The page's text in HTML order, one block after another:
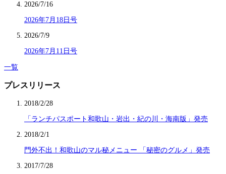
2026/7/16
2026年7月18日号
2026/7/9
2026年7月11日号
一覧
プレスリリース
2018/2/28
「ランチパスポート和歌山・岩出・紀の川・海南版」発売
2018/2/1
門外不出！和歌山のマル秘メニュー 「秘密のグルメ」発売
2017/7/28